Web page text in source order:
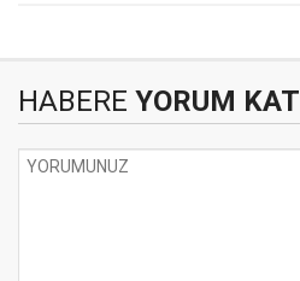
HABERE YORUM KAT